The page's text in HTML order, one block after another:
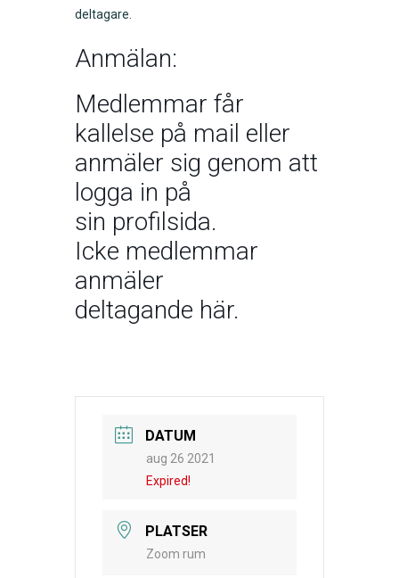
deltagare.
Anmälan:
Medlemmar får
kallelse på mail eller
anmäler sig genom att
logga in på
sin profilsida.
Icke medlemmar
anmäler
deltagande här.
DATUM
aug 26 2021
Expired!
PLATSER
Zoom rum